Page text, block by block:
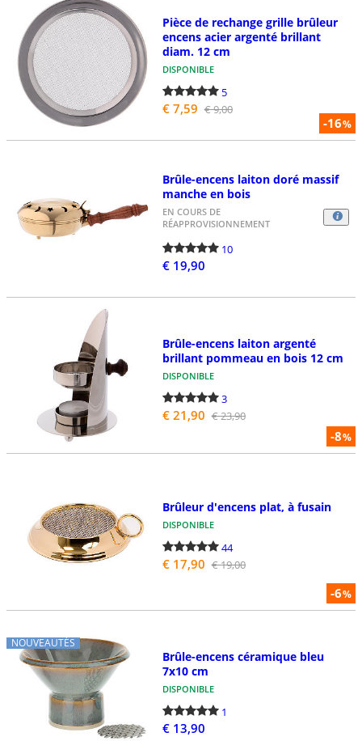
-16%
Pièce de rechange grille brûleur
encens acier argenté brillant
diam. 12 cm
DISPONIBLE
5
€ 7,59 € 9,00
Brûle-encens laiton doré massif
manche en bois
EN COURS DE
RÉAPPROVISIONNEMENT
10
€ 19,90
-8%
Brûle-encens laiton argenté
brillant pommeau en bois 12 cm
DISPONIBLE
3
€ 21,90 € 23,90
-6%
Brûleur d'encens plat, à fusain
DISPONIBLE
44
€ 17,90 € 19,00
NOUVEAUTÉS
Brûle-encens céramique bleu
7x10 cm
DISPONIBLE
1
€ 13,90